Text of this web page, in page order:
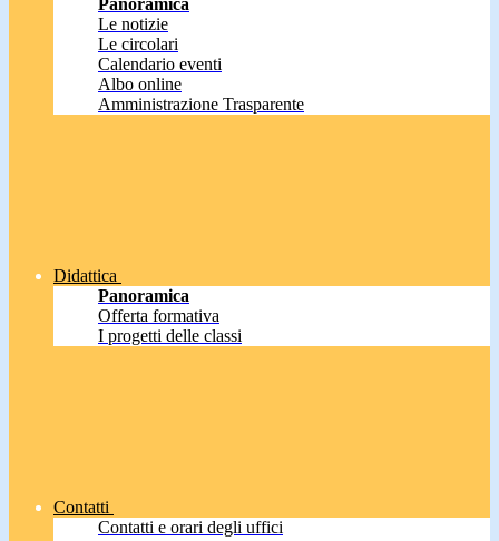
Panoramica
Le notizie
Le circolari
Calendario eventi
Albo online
Amministrazione Trasparente
Didattica
Panoramica
Offerta formativa
I progetti delle classi
Contatti
Contatti e orari degli uffici